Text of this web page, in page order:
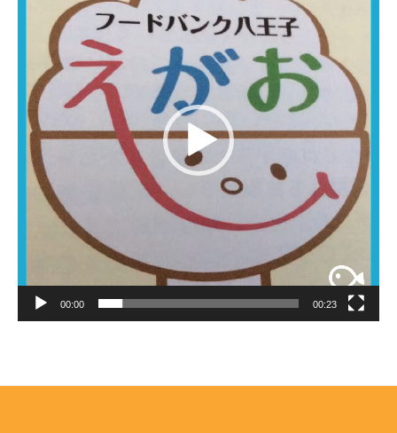
00:00 00:23